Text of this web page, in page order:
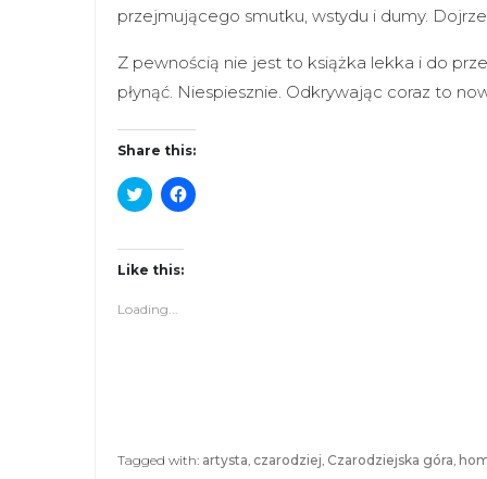
przejmującego smutku, wstydu i dumy.
Z pewnością nie jest to książka lekka i do
płynąć. Niespiesznie. Odkrywając coraz to
Share this:
C
l
k
o
s
h
t
t
C
l
e
Like this:
Loading...
Tagged with: artysta, czarodziej, Czarodziejska góra,